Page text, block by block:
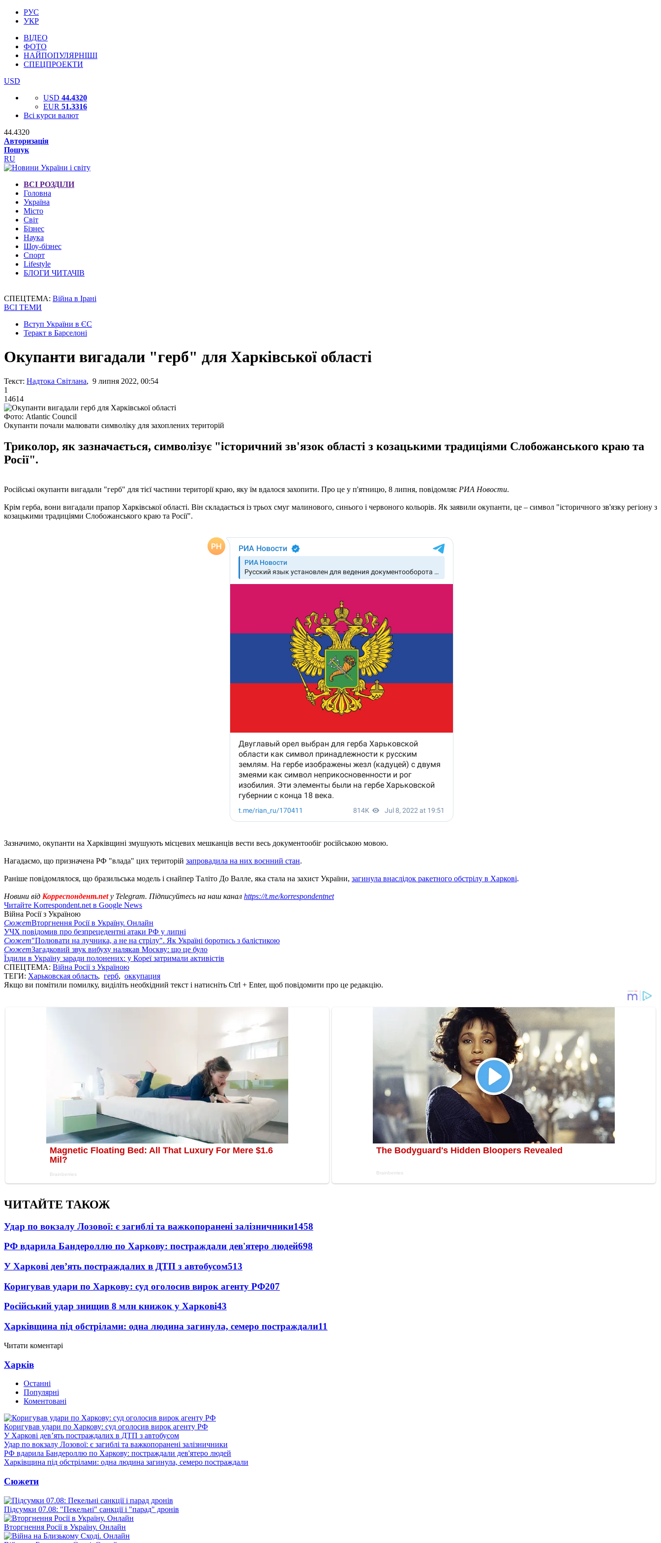
РУС
УКР
ВІДЕО
ФОТО
НАЙПОПУЛЯРНІШІ
СПЕЦПРОЕКТИ
USD
USD 44.4320
EUR 51.3316
Всі курси валют
44.4320
Авторизація
Пошук
RU
ВСІ РОЗДІЛИ
Головна
Україна
Місто
Світ
Бізнес
Наука
Шоу-бізнес
Спорт
Lifestyle
БЛОГИ ЧИТАЧІВ
СПЕЦТЕМА: Війна в Ірані
ВСІ ТЕМИ
Вступ України в ЄС
Теракт в Барселоні
Окупанти вигадали "герб" для Харківської області
Текст: Надтока Світлана, 9 липня 2022, 00:54
1
14614
Фото: Atlantic Council
Окупанти почали малювати символіку для захоплених територій
Триколор, як зазначається, символізує "історичний зв'язок області з козацькими традиціями Слобожанського краю та
Росії".
Російські окупанти вигадали "герб" для тієї частини території краю, яку їм вдалося захопити. Про це у п'ятницю, 8 липня, повідомляє РИА Новости.
Крім герба, вони вигадали прапор Харківської області. Він складається із трьох смуг малинового, синього і червоного кольорів. Як заявили окупанти, це – символ "історичного зв'язку регіону з
козацькими традиціями Слобожанського краю та Росії".
Зазначимо, окупанти на Харківщині змушують місцевих мешканців вести весь документообіг російською мовою.
Нагадаємо, що призначена РФ "влада" цих територій запровадила на них воєнний стан.
Раніше повідомлялося, що бразильська модель і снайпер Таліто До Валле, яка стала на захист України, загинула внаслідок ракетного обстрілу в Харкові.
Новини від Корреспондент.netу Telegram. Підписуйтесь на наш канал https://t.me/korrespondentnet
Читайте Korrespondent.net в Google News
Війна Росії з Україною
СюжетВторгнення Росії в Україну. Онлайн
УЧХ повідомив про безпрецедентні атаки РФ у липні
Сюжет"Полювати на лучника, а не на стрілу". Як Україні боротись з балістикою
СюжетЗагадковий звук вибуху налякав Москву: що це було
Їздили в Україну заради полонених: у Кореї затримали активістів
СПЕЦТЕМА: Війна Росії з Україною
ТЕГИ: Харьковская область, герб, оккупация
Якщо ви помітили помилку, виділіть необхідний текст і натисніть Ctrl + Enter, щоб повідомити про це редакцію.
ЧИТАЙТЕ ТАКОЖ
Удар по вокзалу Лозової: є загиблі та важкопоранені залізничники1458
РФ вдарила Бандероллю по Харкову: постраждали дев'ятеро людей698
У Харкові дев’ять постраждалих в ДТП з автобусом513
Коригував удари по Харкову: суд оголосив вирок агенту РФ207
Російський удар знищив 8 млн книжок у Харкові43
Харківщина під обстрілами: одна людина загинула, семеро постраждали11
Читати коментарі
Харків
Останні
Популярні
Коментовані
Коригував удари по Харкову: суд оголосив вирок агенту РФ
У Харкові дев’ять постраждалих в ДТП з автобусом
Удар по вокзалу Лозової: є загиблі та важкопоранені залізничники
РФ вдарила Бандероллю по Харкову: постраждали дев'ятеро людей
Харківщина під обстрілами: одна людина загинула, семеро постраждали
Сюжети
Підсумки 07.08: "Пекельні" санкції і "парад" дронів
Вторгнення Росії в Україну. Онлайн